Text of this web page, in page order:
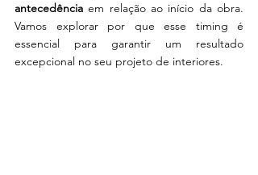
antecedência em relação ao início da obra.
Vamos explorar por que esse timing é
essencial para garantir um resultado
excepcional no seu projeto de interiores.